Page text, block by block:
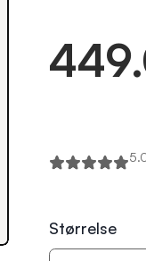
Størrelse